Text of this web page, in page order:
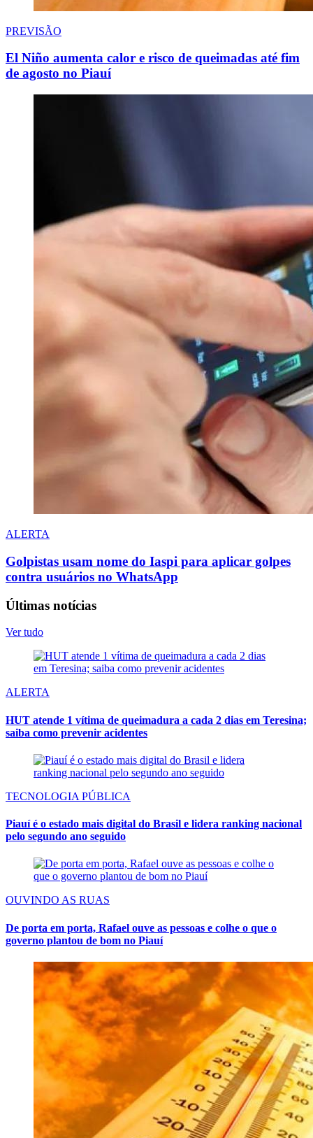
PREVISÃO
El Niño aumenta calor e risco de queimadas até fim
de agosto no Piauí
ALERTA
Golpistas usam nome do Iaspi para aplicar golpes
contra usuários no WhatsApp
Últimas notícias
Ver tudo
ALERTA
HUT atende 1 vítima de queimadura a cada 2 dias em Teresina;
saiba como prevenir acidentes
TECNOLOGIA PÚBLICA
Piauí é o estado mais digital do Brasil e lidera ranking nacional
pelo segundo ano seguido
OUVINDO AS RUAS
De porta em porta, Rafael ouve as pessoas e colhe o que o
governo plantou de bom no Piauí